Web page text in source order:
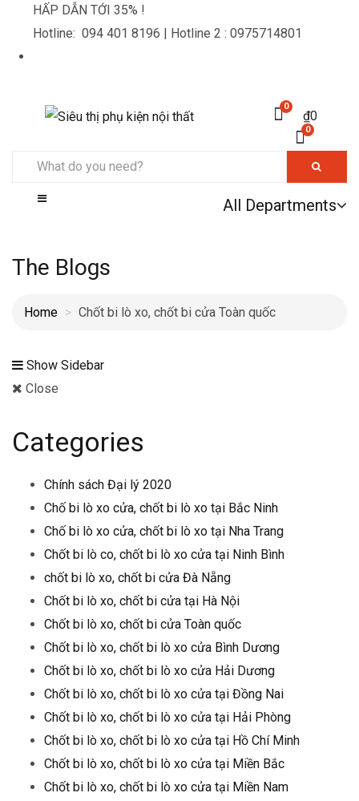
HẤP DẪN TỚI 35% !
Hotline: 094 401 8196 | Hotline 2 : 0975714801
0
₫0
0
All Departments
The Blogs
Home Chốt bi lò xo, chốt bi cửa Toàn quốc
Show Sidebar
Close
Categories
Chính sách Đại lý 2020
Chố bi lò xo cửa, chốt bi lò xo tại Bắc Ninh
Chố bi lò xo cửa, chốt bi lò xo tại Nha Trang
Chốt bi lò co, chốt bi lò xo cửa tại Ninh Bình
chốt bi lò xo, chốt bi cửa Đà Nẵng
Chốt bi lò xo, chốt bi cửa tại Hà Nội
Chốt bi lò xo, chốt bi cửa Toàn quốc
Chốt bi lò xo, chốt bi lò xo cửa Bình Dương
Chốt bi lò xo, chốt bi lò xo cửa Hải Dương
Chốt bi lò xo, chốt bi lò xo cửa tại Đồng Nai
Chốt bi lò xo, chốt bi lò xo cửa tại Hải Phòng
Chốt bi lò xo, chốt bi lò xo cửa tại Hồ Chí Minh
Chốt bi lò xo, chốt bi lò xo cửa tại Miền Bắc
Chốt bi lò xo, chốt bi lò xo cửa tại Miền Nam